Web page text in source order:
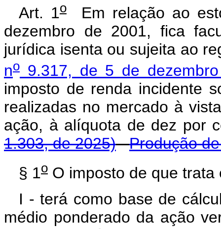
Art. 1oEm relação ao
dezembro de 2001, fica
jurídica isenta ou sujeita ao
no 9.317, de 5 de
imposto de renda incidente
realizadas no mercado à
ação, à alíquota de dez
1.303, de 2025)
Produção
§ 1o O imposto de que trata
I - terá como base de
médio ponderado da ação